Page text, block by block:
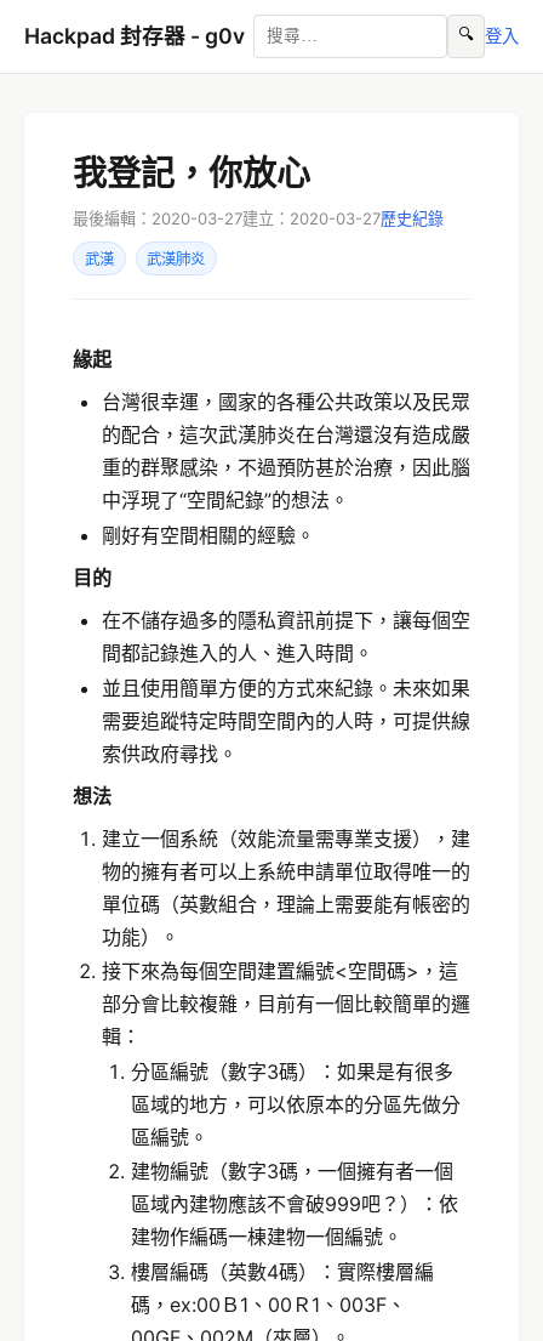
Hackpad 封存器 - g0v 🔍 登入
我登記，你放心
最後編輯：2020-03-27建立：2020-03-27歷史紀錄
武漢 武漢肺炎
緣起
台灣很幸運，國家的各種公共政策以及民眾
的配合，這次武漢肺炎在台灣還沒有造成嚴
重的群聚感染，不過預防甚於治療，因此腦
中浮現了“空間紀錄”的想法。
剛好有空間相關的經驗。
目的
在不儲存過多的隱私資訊前提下，讓每個空
間都記錄進入的人、進入時間。
並且使用簡單方便的方式來紀錄。未來如果
需要追蹤特定時間空間內的人時，可提供線
索供政府尋找。
想法
建立一個系統（效能流量需專業支援），建
物的擁有者可以上系統申請單位取得唯一的
單位碼（英數組合，理論上需要能有帳密的
功能）。
接下來為每個空間建置編號<空間碼>，這
部分會比較複雜，目前有一個比較簡單的邏
輯：
分區編號（數字3碼）：如果是有很多
區域的地方，可以依原本的分區先做分
區編號。
建物編號（數字3碼，一個擁有者一個
區域內建物應該不會破999吧？）：依
建物作編碼一棟建物一個編號。
樓層編碼（英數4碼）：實際樓層編
碼，ex:00Ｂ1、00Ｒ1、003F、